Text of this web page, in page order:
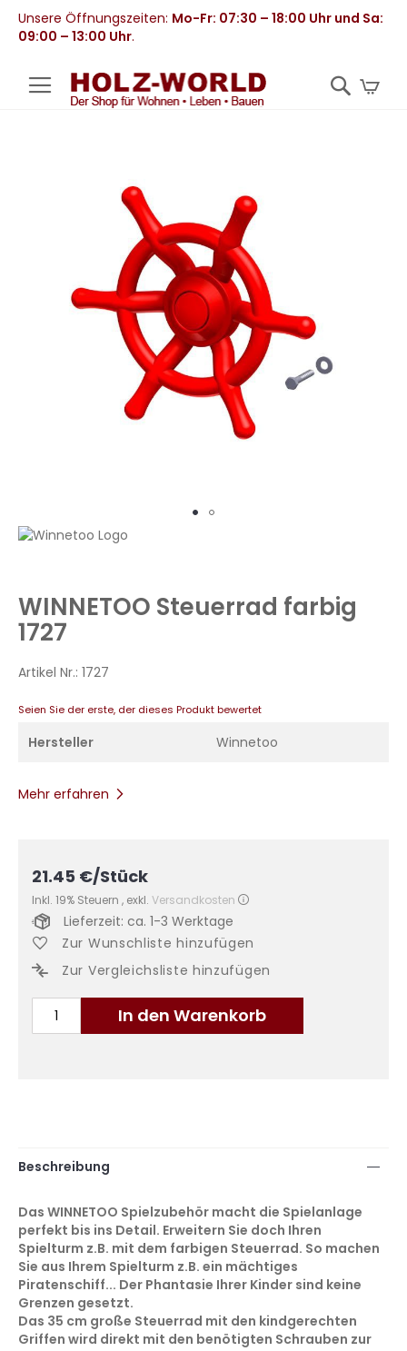
Unsere Öffnungszeiten: Mo-Fr: 07:30 – 18:00 Uhr und Sa:
09:00 – 13:00 Uhr.
Zum
springen
WINNETOO Steuerrad farbig
1727
Artikel Nr.: 1727
Seien Sie der erste, der dieses Produkt bewertet
Hersteller Winnetoo
Mehr erfahren
21.45 €/Stück
Inkl. 19% Steuern , exkl. Versandkosten
In den Warenkorb
Lieferzeit: ca. 1-3 Werktage
Zur Wunschliste hinzufügen
Zur Vergleichsliste hinzufügen
Beschreibung
Das WINNETOO Spielzubehör macht die Spielanlage
perfekt bis ins Detail. Erweitern Sie doch Ihren
Spielturm z.B. mit dem farbigen Steuerrad. So machen
Sie aus Ihrem Spielturm z.B. ein mächtiges
Piratenschiff... Der Phantasie Ihrer Kinder sind keine
Grenzen gesetzt.
Das 35 cm große Steuerrad mit den kindgerechten
Griffen wird direkt mit den benötigten Schrauben zur